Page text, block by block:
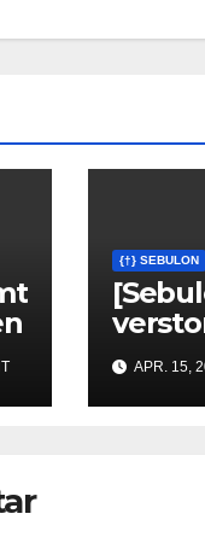
{†} SEBULON
APR. 15,